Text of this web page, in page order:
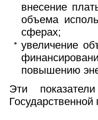
внесение
объема
сферах;
увеличение
повышению
Эти